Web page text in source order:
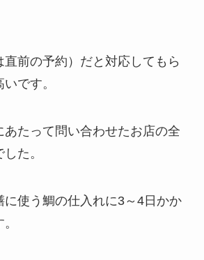
前の予約）だと対応してもら
いです。
あたって問い合わせたお店の全
た。
に使う鯛の仕入れに3～4日かか